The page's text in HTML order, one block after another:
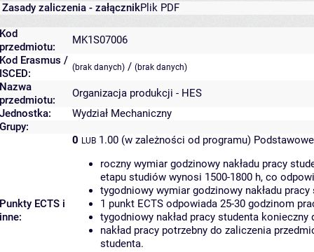
Zasady zaliczenia - załącznikPlik PDF
Kod
przedmiotu:
MK1S07006
Kod Erasmus /
ISCED:
(brak danych) / (brak danych)
Nazwa
przedmiotu:
Organizacja produkcji - HES
Jednostka:
Wydział Mechaniczny
Grupy:
Punkty ECTS i
inne:
0 LUB 1.00 (w zależności od programu)
roczny wymiar godzinowy nakładu pracy
etapu studiów wynosi 1500-1800 h, co
tygodniowy wymiar godzinowy nakładu
1 punkt ECTS odpowiada 25-30 godzinom
tygodniowy nakład pracy studenta
nakład pracy potrzebny do zaliczenia
studenta.